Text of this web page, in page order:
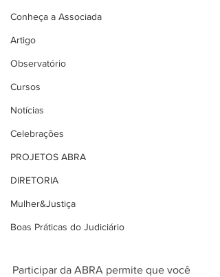
Conheça a Associada
Artigo
Observatório
Cursos
Notícias
Celebrações
PROJETOS ABRA
DIRETORIA
Mulher&Justiça
Boas Práticas do Judiciário
Participar da ABRA permite que você